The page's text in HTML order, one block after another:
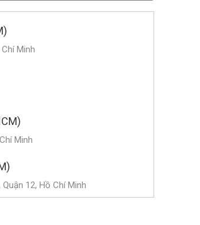
Minh
Minh
12, Hồ Chí Minh